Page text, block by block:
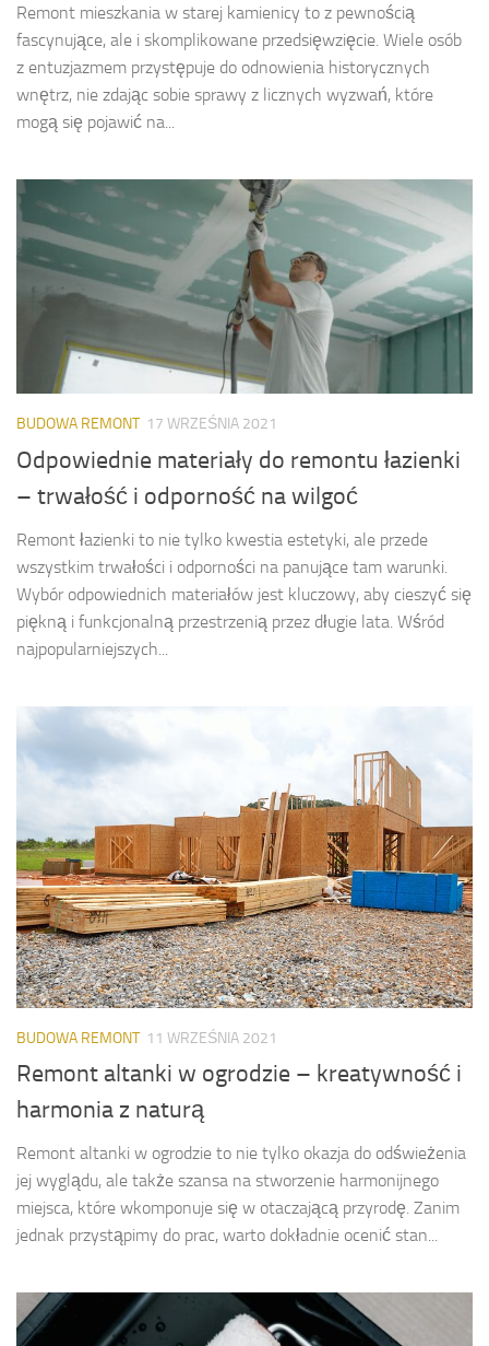
Remont mieszkania w starej kamienicy to z pewnością
fascynujące, ale i skomplikowane przedsięwzięcie. Wiele osób
z entuzjazmem przystępuje do odnowienia historycznych
wnętrz, nie zdając sobie sprawy z licznych wyzwań, które
mogą się pojawić na...
BUDOWA REMONT 17 WRZEŚNIA 2021
Odpowiednie materiały do remontu łazienki
– trwałość i odporność na wilgoć
Remont łazienki to nie tylko kwestia estetyki, ale przede
wszystkim trwałości i odporności na panujące tam warunki.
Wybór odpowiednich materiałów jest kluczowy, aby cieszyć się
piękną i funkcjonalną przestrzenią przez długie lata. Wśród
najpopularniejszych...
BUDOWA REMONT 11 WRZEŚNIA 2021
Remont altanki w ogrodzie – kreatywność i
harmonia z naturą
Remont altanki w ogrodzie to nie tylko okazja do odświeżenia
jej wyglądu, ale także szansa na stworzenie harmonijnego
miejsca, które wkomponuje się w otaczającą przyrodę. Zanim
jednak przystąpimy do prac, warto dokładnie ocenić stan...